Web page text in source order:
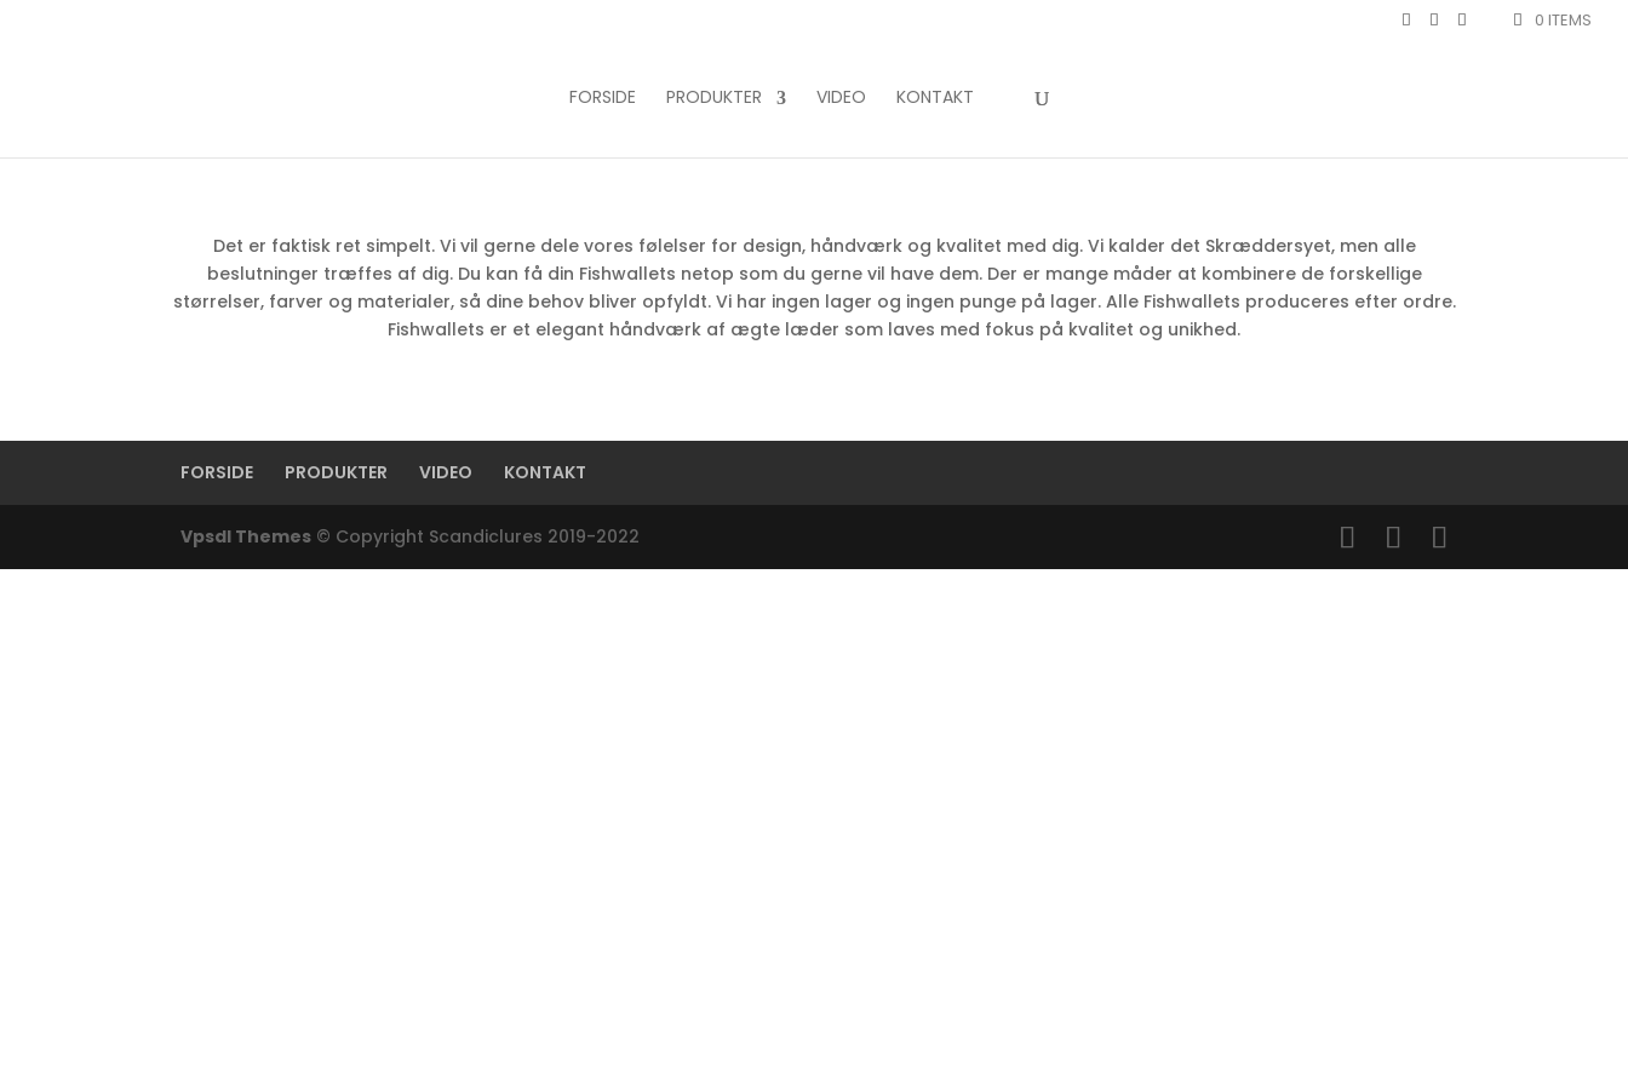
0 ITEMS
FORSIDE PRODUKTER VIDEO KONTAKT
Det er faktisk ret simpelt. Vi vil gerne dele vores følelser for design, håndværk og kvalitet med dig. Vi kalder det Skræddersyet, men alle
beslutninger træffes af dig. Du kan få din Fishwallets netop som du gerne vil have dem. Der er mange måder at kombinere de forskellige
størrelser, farver og materialer, så dine behov bliver opfyldt. Vi har ingen lager og ingen punge på lager. Alle Fishwallets produceres efter ordre.
Fishwallets er et elegant håndværk af ægte læder som laves med fokus på kvalitet og unikhed.
FORSIDE PRODUKTER VIDEO KONTAKT
Vpsdl Themes © Copyright Scandiclures 2019-2022